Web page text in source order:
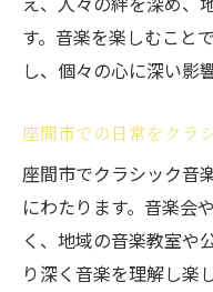
す。音楽を楽しむこと
し、個々の心に深い影
座間市での日常をクラ
座間市でクラシック音
にわたります。音楽会
く、地域の音楽教室や
り深く音楽を理解し楽